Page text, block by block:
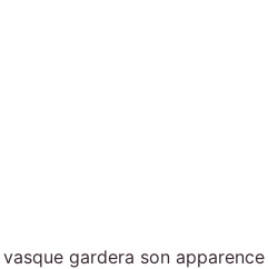
gardera son apparence